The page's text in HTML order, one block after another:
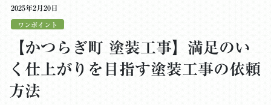
2025年2月20日
ワンポイント
【かつらぎ町 塗装工事】満足のい
く仕上がりを目指す塗装工事の依頼
方法